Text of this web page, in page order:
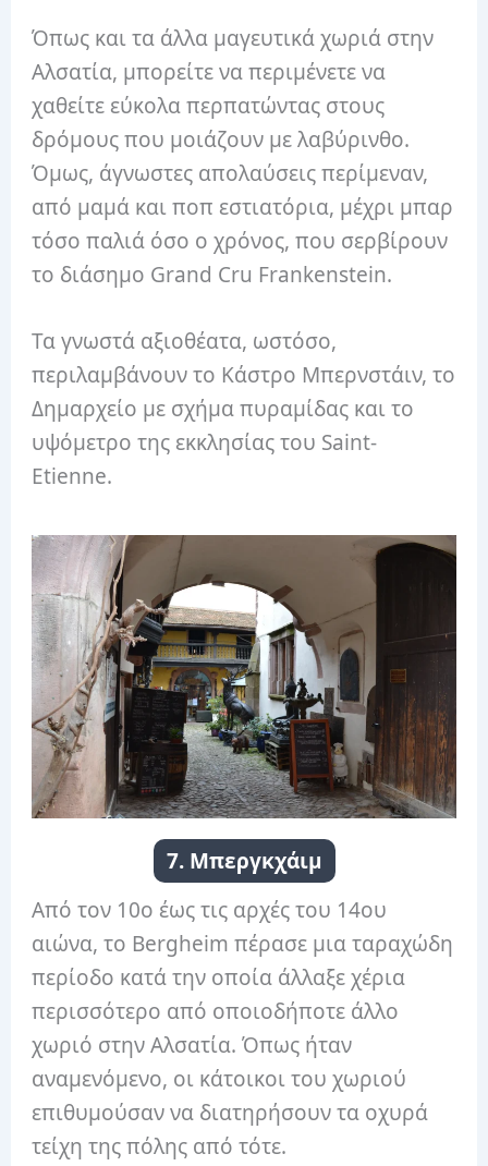
Όπως και τα άλλα μαγευτικά χωριά στην
Αλσατία, μπορείτε να περιμένετε να
χαθείτε εύκολα περπατώντας στους
δρόμους που μοιάζουν με λαβύρινθο.
Όμως, άγνωστες απολαύσεις περίμεναν,
από μαμά και ποπ εστιατόρια, μέχρι μπαρ
τόσο παλιά όσο ο χρόνος, που σερβίρουν
το διάσημο Grand Cru Frankenstein.
Τα γνωστά αξιοθέατα, ωστόσο,
περιλαμβάνουν το Κάστρο Μπερνστάιν, το
Δημαρχείο με σχήμα πυραμίδας και το
υψόμετρο της εκκλησίας του Saint-
Etienne.
7. Μπεργκχάιμ
Από τον 10ο έως τις αρχές του 14ου
αιώνα, το Bergheim πέρασε μια ταραχώδη
περίοδο κατά την οποία άλλαξε χέρια
περισσότερο από οποιοδήποτε άλλο
χωριό στην Αλσατία. Όπως ήταν
αναμενόμενο, οι κάτοικοι του χωριού
επιθυμούσαν να διατηρήσουν τα οχυρά
τείχη της πόλης από τότε.